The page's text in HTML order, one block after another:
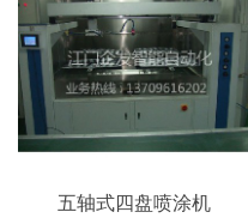
五轴式四盘喷涂机